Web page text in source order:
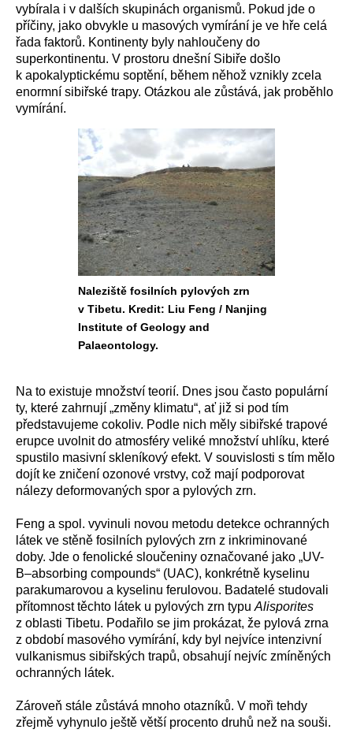
vybírala i v dalších skupinách organismů. Pokud jde o
příčiny, jako obvykle u masových vymírání je ve hře celá
řada faktorů. Kontinenty byly nahloučeny do
superkontinentu. V prostoru dnešní Sibiře došlo
k apokalyptickému soptění, během něhož vznikly zcela
enormní sibiřské trapy. Otázkou ale zůstává, jak proběhlo
vymírání.
Naleziště fosilních pylových zrn
v Tibetu. Kredit: Liu Feng / Nanjing
Institute of Geology and
Palaeontology.
Na to existuje množství teorií. Dnes jsou často populární
ty, které zahrnují „změny klimatu“, ať již si pod tím
představujeme cokoliv. Podle nich měly sibiřské trapové
erupce uvolnit do atmosféry veliké množství uhlíku, které
spustilo masivní skleníkový efekt. V souvislosti s tím mělo
dojít ke zničení ozonové vrstvy, což mají podporovat
nálezy deformovaných spor a pylových zrn.
Feng a spol. vyvinuli novou metodu detekce ochranných
látek ve stěně fosilních pylových zrn z inkriminované
doby. Jde o fenolické sloučeniny označované jako „UV-
B–absorbing compounds“ (UAC), konkrétně kyselinu
parakumarovou a kyselinu ferulovou. Badatelé studovali
přítomnost těchto látek u pylových zrn typu Alisporites
z oblasti Tibetu. Podařilo se jim prokázat, že pylová zrna
z období masového vymírání, kdy byl nejvíce intenzivní
vulkanismus sibiřských trapů, obsahují nejvíc zmíněných
ochranných látek.
Zároveň stále zůstává mnoho otazníků. V moři tehdy
zřejmě vyhynulo ještě větší procento druhů než na souši.